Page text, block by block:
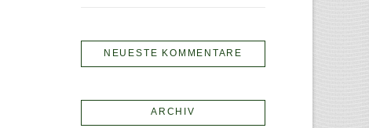
NEUESTE KOMMENTARE
ARCHIV